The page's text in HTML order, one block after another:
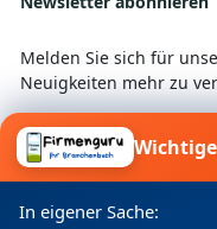
Melden Sie sich für
Neuigkeiten mehr zu
In eigener Sache: